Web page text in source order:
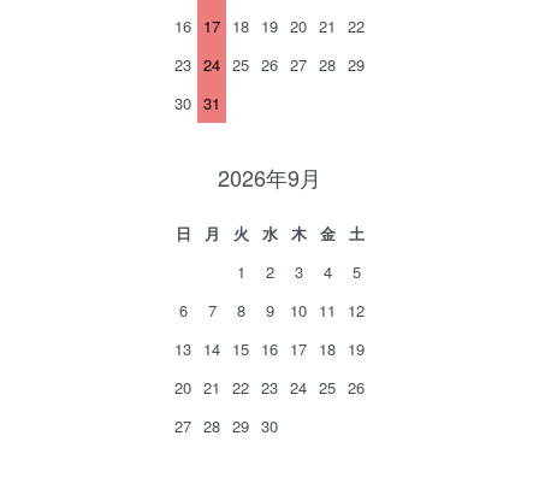
16 17 18 19 20 21
22
23 24 25 26 27 28 29
30 31
2026年9月
日 月 火 水 木 金
土
1
2 3 4
5
6
7 8 9 10 11
12
13 14 15 16 17 18 19
20 21 22 23 24 25 26
27 28 29 30